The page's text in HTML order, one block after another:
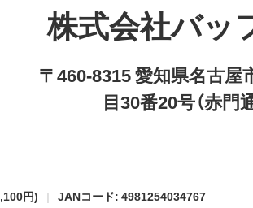
株式会社バッ
〒460-8315 愛知県名古屋
目30番20号（赤門
円) JANコード: 4981254034767